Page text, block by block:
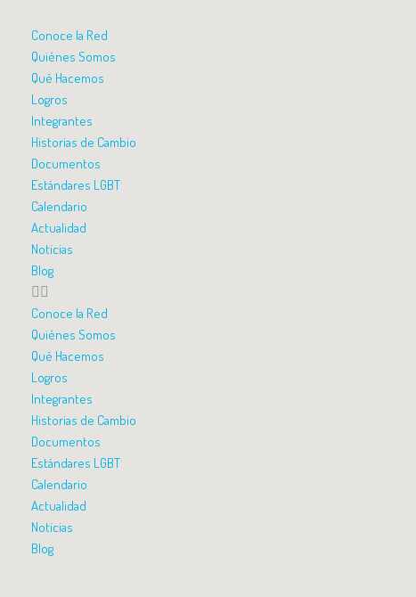
Conoce la Red
Quiénes Somos
Qué Hacemos
Logros
Integrantes
Historias de Cambio
Documentos
Estándares LGBT
Calendario
Actualidad
Noticias
Blog
Conoce la Red
Quiénes Somos
Qué Hacemos
Logros
Integrantes
Historias de Cambio
Documentos
Estándares LGBT
Calendario
Actualidad
Noticias
Blog